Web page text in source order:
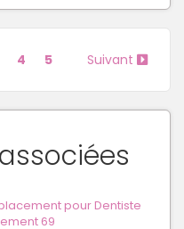
4 5 Suivant
pour Dentiste
69